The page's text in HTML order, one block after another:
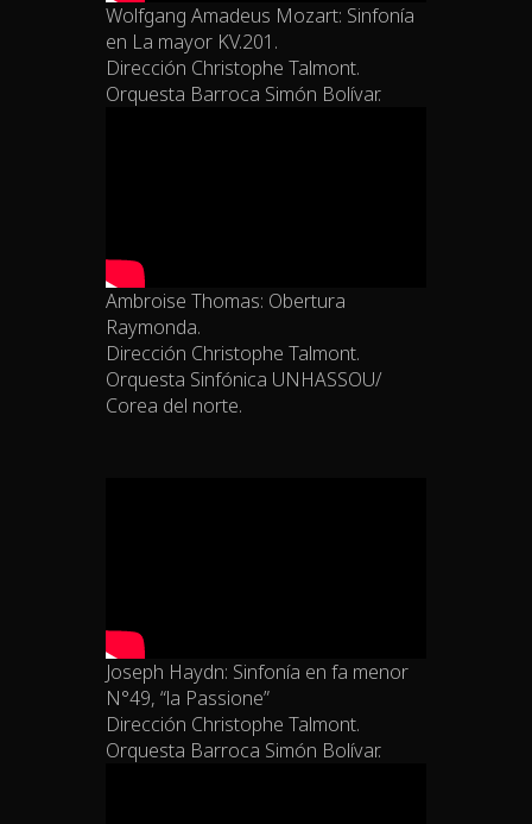
Wolfgang Amadeus Mozart: Sinfonía
en La mayor KV.201.
Dirección Christophe Talmont.
Orquesta Barroca Simón Bolívar.
Ambroise Thomas: Obertura
Raymonda.
Dirección Christophe Talmont.
Orquesta Sinfónica UNHASSOU/
Corea del norte.
Joseph Haydn: Sinfonía en fa menor
N°49, “la Passione”
Dirección Christophe Talmont.
Orquesta Barroca Simón Bolívar.